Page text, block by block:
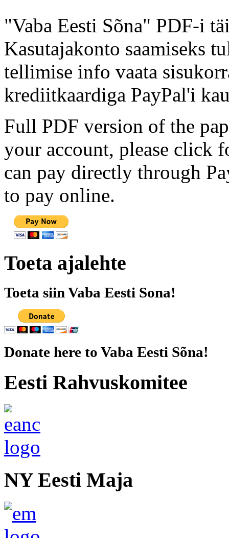
"Vaba Eesti Sõna" PDF-i
Kasutajakonto saamiseks
tellimise info vaata
krediitkaardiga PayPal'i
Full PDF version of the
your account, please click
can pay directly through
to pay online.
Toeta ajalehte
Toeta siin Vaba Eesti Sona!
Donate here to Vaba Eesti Sõna!
Eesti Rahvuskomitee
NY Eesti Maja